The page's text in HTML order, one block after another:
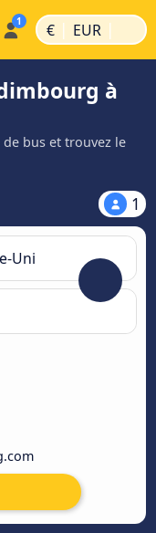
€ | EUR |
à
bus et trouvez le
1